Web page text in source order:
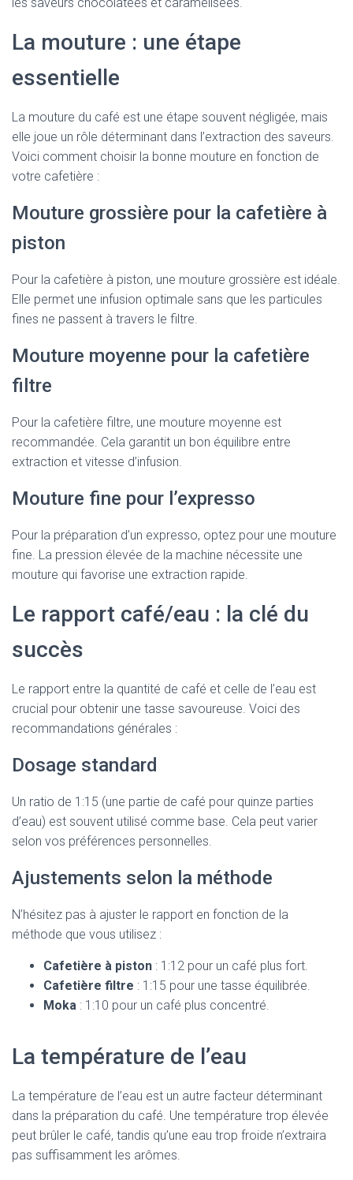
La mouture : une étape
essentielle
La mouture du café est une étape souvent négligée, mais
elle joue un rôle déterminant dans l’extraction des saveurs.
Voici comment choisir la bonne mouture en fonction de
votre cafetière :
Mouture grossière pour la cafetière à
piston
Pour la cafetière à piston, une mouture grossière est idéale.
Elle permet une infusion optimale sans que les particules
fines ne passent à travers le filtre.
Mouture moyenne pour la cafetière
filtre
Pour la cafetière filtre, une mouture moyenne est
recommandée. Cela garantit un bon équilibre entre
extraction et vitesse d’infusion.
Mouture fine pour l’expresso
Pour la préparation d’un expresso, optez pour une mouture
fine. La pression élevée de la machine nécessite une
mouture qui favorise une extraction rapide.
Le rapport café/eau : la clé du
succès
Le rapport entre la quantité de café et celle de l’eau est
crucial pour obtenir une tasse savoureuse. Voici des
recommandations générales :
Dosage standard
Un ratio de 1:15 (une partie de café pour quinze parties
d’eau) est souvent utilisé comme base. Cela peut varier
selon vos préférences personnelles.
Ajustements selon la méthode
N’hésitez pas à ajuster le rapport en fonction de la
méthode que vous utilisez :
Cafetière à piston : 1:12 pour un café plus fort.
Cafetière filtre : 1:15 pour une tasse équilibrée.
Moka : 1:10 pour un café plus concentré.
La température de l’eau
La température de l’eau est un autre facteur déterminant
dans la préparation du café. Une température trop élevée
peut brûler le café, tandis qu’une eau trop froide n’extraira
pas suffisamment les arômes.